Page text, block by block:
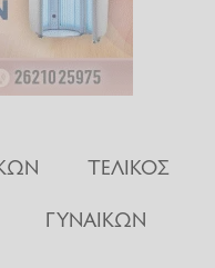
ΤΕΛΙΚΟΣ
ΓΥΝΑΙΚΩΝ